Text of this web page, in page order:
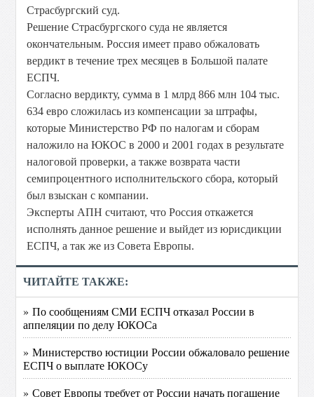
Страсбургский суд.
Решение Страсбургского суда не является
окончательным. Россия имеет право обжаловать
вердикт в течение трех месяцев в Большой палате
ЕСПЧ.
Согласно вердикту, сумма в 1 млрд 866 млн 104 тыс.
634 евро сложилась из компенсации за штрафы,
которые Министерство РФ по налогам и сборам
наложило на ЮКОС в 2000 и 2001 годах в результате
налоговой проверки, а также возврата части
семипроцентного исполнительского сбора, который
был взыскан с компании.
Эксперты АПН считают, что Россия откажется
исполнять данное решение и выйдет из юрисдикции
ЕСПЧ, а так же из Совета Европы.
ЧИТАЙТЕ ТАКЖЕ:
» По сообщениям СМИ ЕСПЧ отказал России в
аппеляции по делу ЮКОСа
» Министерство юстиции России обжаловало решение
ЕСПЧ о выплате ЮКОСу
» Совет Европы требует от России начать погашение